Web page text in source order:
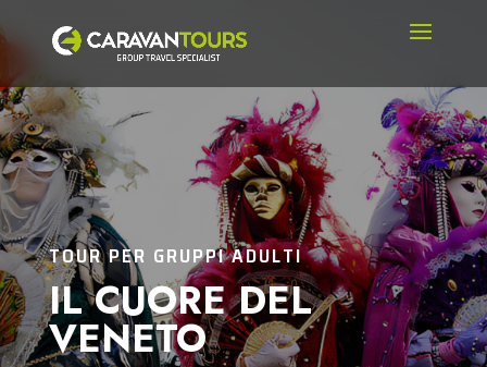
TOUR PER GRUPPI ADULTI
IL CUORE DEL
VENETO